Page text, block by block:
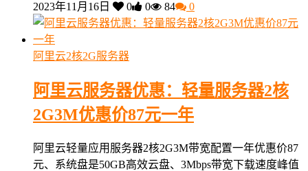
2023年11月16日 0 0 84 0
阿里云2核2G服务器
阿里云服务器优惠：轻量服务器2核
2G3M优惠价87元一年
阿里云轻量应用服务器2核2G3M带宽配置一年优惠价87
元、系统盘是50GB高效云盘、3Mbps带宽下载速度峰值